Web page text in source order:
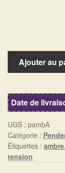
Ésotérisme :
Arts
Magie: Le
Protection
intérieur
Les pierres en
Test — Quelle
quantité
ambre
Ajouter au
Date de
UGS : pambA
Catégorie :
Étiquettes : ambre,
tension